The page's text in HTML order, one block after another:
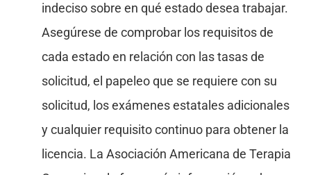
indeciso sobre en qué estado desea trabajar.
Asegúrese de comprobar los requisitos de
cada estado en relación con las tasas de
solicitud, el papeleo que se requiere con su
solicitud, los exámenes estatales adicionales
y cualquier requisito continuo para obtener la
licencia. La Asociación Americana de Terapia